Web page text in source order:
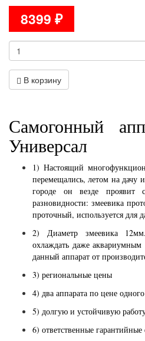
8399 ₽
В корзину
Самогонный
Универсал
1) Настоящий
перемещались, летом на дачу
городе он везде проявит
разновидности: змеевика
проточный, используется для
2) Диаметр змеевика
охлаждать даже
данный аппарат от
3) региональные цены
4) два аппарата по цене одного
5) долгую и устойчивую
6) ответственные гарантийные